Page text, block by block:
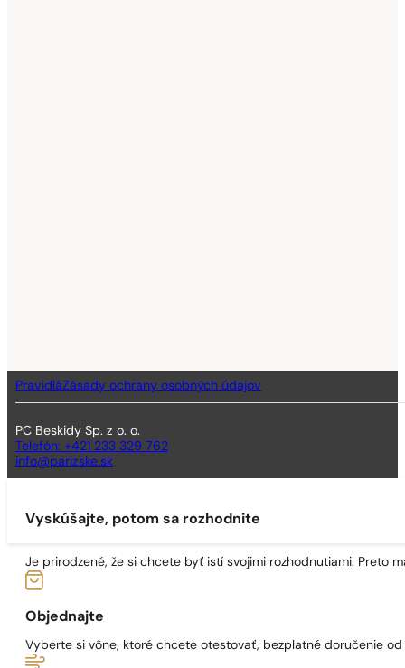
PravidláZásady ochrany osobných údajov
PC Beskidy Sp. z o. o.
Telefón: +421 233 329 762
info@parizske.sk
Vyskúšajte, potom sa rozhodnite
Je prirodzené, že si chcete byť istí svojimi rozhodnutiami. Preto
Objednajte
Vyberte si vône, ktoré chcete otestovať, bezplatné doručenie